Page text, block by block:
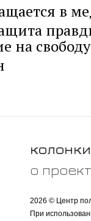
в
на
колонки
о
2026 © Центр
При